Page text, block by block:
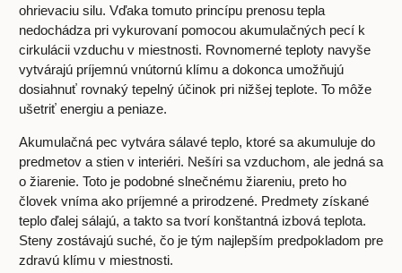
ohrievaciu silu. Vďaka tomuto princípu prenosu tepla
nedochádza pri vykurovaní pomocou akumulačných pecí k
cirkulácii vzduchu v miestnosti. Rovnomerné teploty navyše
vytvárajú príjemnú vnútornú klímu a dokonca umožňujú
dosiahnuť rovnaký tepelný účinok pri nižšej teplote. To môže
ušetriť energiu a peniaze.
Akumulačná pec vytvára sálavé teplo, ktoré sa akumuluje do
predmetov a stien v interiéri. Nešíri sa vzduchom, ale jedná sa
o žiarenie. Toto je podobné slnečnému žiareniu, preto ho
človek vníma ako príjemné a prirodzené. Predmety získané
teplo ďalej sálajú, a takto sa tvorí konštantná izbová teplota.
Steny zostávajú suché, čo je tým najlepším predpokladom pre
zdravú klímu v miestnosti.